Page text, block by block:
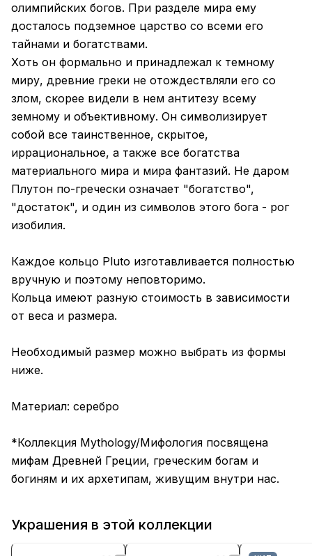
олимпийских богов. При разделе мира ему
досталось подземное царство со всеми его
тайнами и богатствами.
Хоть он формально и принадлежал к темному
миру, древние греки не отождествляли его со
злом, скорее видели в нем антитезу всему
земному и объективному. Он символизирует
собой все таинственное, скрытое,
иррациональное, а также все богатства
материального мира и мира фантазий. Не даром
Плутон по-гречески означает "богатство",
"достаток", и один из символов этого бога - рог
изобилия.
Каждое кольцо Pluto изготавливается полностью
вручную и поэтому неповторимо.
Кольца имеют разную стоимость в зависимости
от веса и размера.
Необходимый размер можно выбрать из формы
ниже.
Материал: серебро
*Коллекция Mythology/Мифология посвящена
мифам Древней Греции, греческим богам и
богиням и их архетипам, живущим внутри нас.
Украшения в этой коллекции